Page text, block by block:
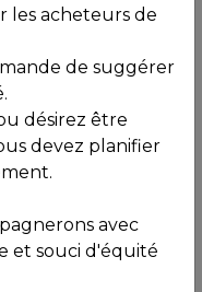
les acheteurs de
de suggérer
désirez être
devez planifier
avec
et souci d'équité